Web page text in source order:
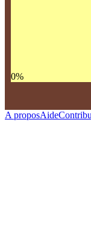
0%
A proposAide